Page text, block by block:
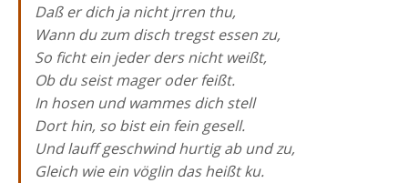
Daß er dich ja nicht jrren thu,
Wann du zum disch tregst essen zu,
So ficht ein jeder ders nicht weißt,
Ob du seist mager oder feißt.
In hosen und wammes dich stell
Dort hin, so bist ein fein gesell.
Und lauff geschwind hurtig ab und zu,
Gleich wie ein vöglin das heißt ku.